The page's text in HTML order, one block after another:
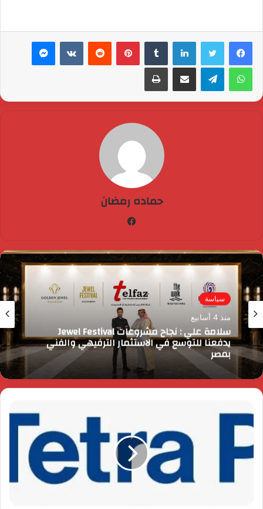
لينكدإن بينتيريست ماسنجر
واتساب تيلقرام مشاركة عبر البريد طباعة
حماده رمضان
سياسة
23 مايو، 2026
زلزال في سوق العقارات: 400 مليار جنيه
“مغسولة” في الفيوم وأكتوبر!.